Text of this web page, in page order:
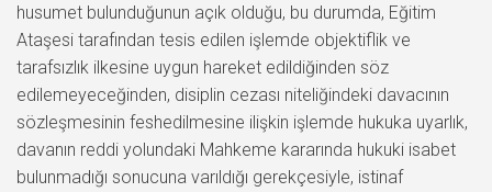
husumet bulunduğunun açık olduğu, bu durumda, Eğitim
Ataşesi tarafından tesis edilen işlemde objektiflik ve
tarafsızlık ilkesine uygun hareket edildiğinden söz
edilemeyeceğinden, disiplin cezası niteliğindeki davacının
sözleşmesinin feshedilmesine ilişkin işlemde hukuka uyarlık,
davanın reddi yolundaki Mahkeme kararında hukuki isabet
bulunmadığı sonucuna varıldığı gerekçesiyle, istinaf